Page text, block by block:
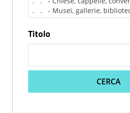
Titolo
CERCA